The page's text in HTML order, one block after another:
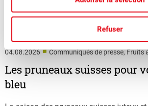
Refuser
04.08.2026 ■ Communiqués de presse, Fruits
Les pruneaux suisses pour
bleu